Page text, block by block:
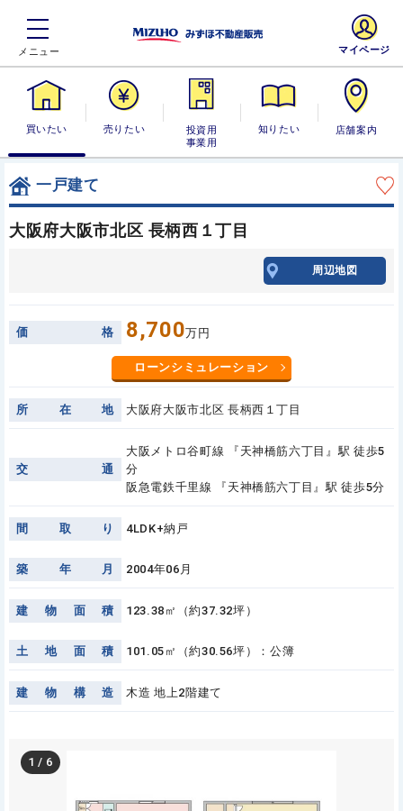
買いたい 売りたい
投資用・事業
用
知りたい 店舗案内
マイページ
一戸建て
大阪府大阪市北区 長柄西１丁目
周辺地図
価 格 8,700万円
ローンシミュレーション
所 在 地 大阪府大阪市北区 長柄西１丁目
交 通
大阪メトロ谷町線 『天神橋筋六丁目』駅 徒歩5
分
阪急電鉄千里線 『天神橋筋六丁目』駅 徒歩5分
間 取 り 4LDK+納戸
築 年 月 2004年06月
建 物 面 積 123.38㎡（約37.32坪）
土 地 面 積 101.05㎡（約30.56坪）：公簿
建 物 構 造 木造 地上2階建て
1 / 6